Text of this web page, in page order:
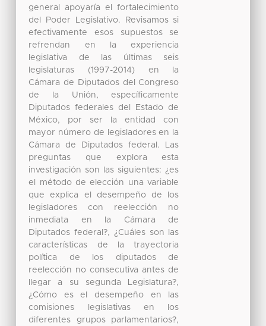
general apoyaría el fortalecimiento
del Poder Legislativo. Revisamos si
efectivamente esos supuestos se
refrendan en la experiencia
legislativa de las últimas seis
legislaturas (1997-2014) en la
Cámara de Diputados del Congreso
de la Unión, específicamente
Diputados federales del Estado de
México, por ser la entidad con
mayor número de legisladores en la
Cámara de Diputados federal. Las
preguntas que explora esta
investigación son las siguientes: ¿es
el método de elección una variable
que explica el desempeño de los
legisladores con reelección no
inmediata en la Cámara de
Diputados federal?, ¿Cuáles son las
características de la trayectoria
política de los diputados de
reelección no consecutiva antes de
llegar a su segunda Legislatura?,
¿Cómo es el desempeño en las
comisiones legislativas en los
diferentes grupos parlamentarios?,